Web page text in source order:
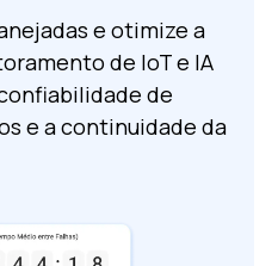
e otimize a
de IoT e IA
de
e a continuidade da